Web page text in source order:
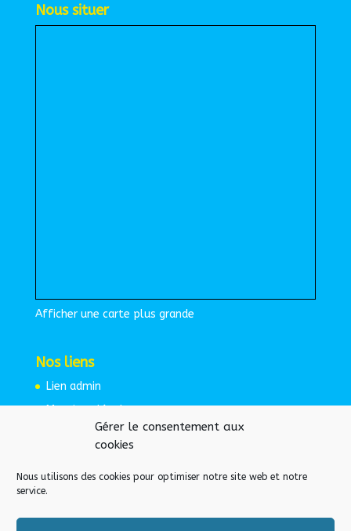
Gérer le consentement aux
cookies
Nous utilisons des cookies pour optimiser notre site web et notre
service.
Nous situer
Afficher une carte plus grande
Nos liens
Lien admin
Mentions légales
Espace protégé